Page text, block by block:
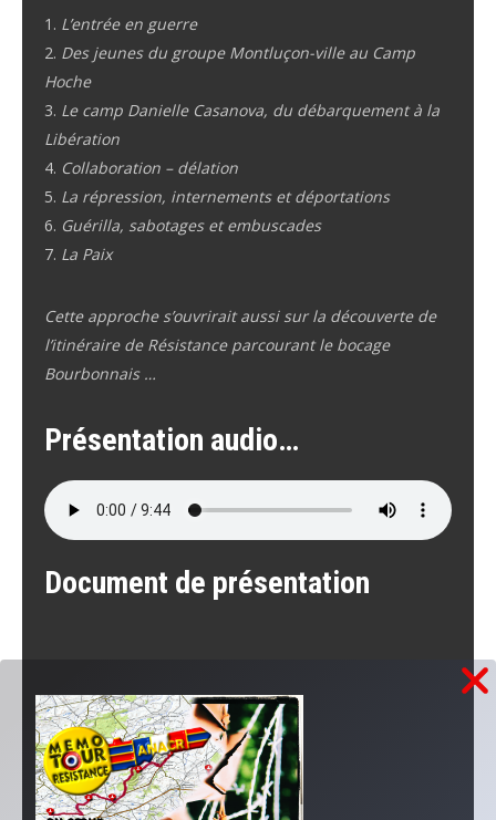
1. L’entrée en guerre
2. Des jeunes du groupe Montluçon-ville au Camp
Hoche
3. Le camp Danielle Casanova, du débarquement à la
Libération
4. Collaboration – délation
5. La répression, internements et déportations
6. Guérilla, sabotages et embuscades
7. La Paix
Cette approche s’ouvrirait aussi sur la découverte de
l’itinéraire de Résistance parcourant le bocage
Bourbonnais …
Présentation audio…
Document de présentation